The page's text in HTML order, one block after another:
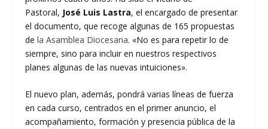
Pastoral, José Luis Lastra, el encargado de presentar
el documento, que recoge algunas de 165 propuestas
dela Asamblea Diocesana. «No es para repetir lo de
siempre, sino para incluir en nuestros respectivos
planes algunas de las nuevas intuiciones».
El nuevo plan, además, pondrá varias líneas de fuerza
en cada curso, centrados en el primer anuncio, el
acompañamiento, formación y presencia pública de la